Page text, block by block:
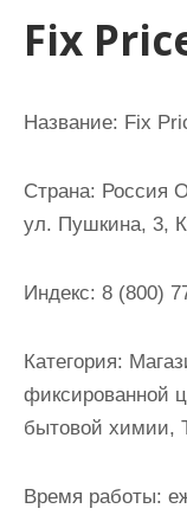
Fix
Название: Fix
Страна: Россия
ул. Пушкина, 3,
Индекс: 8 (800)
Категория:
фиксированной
бытовой химии,
Время работы: